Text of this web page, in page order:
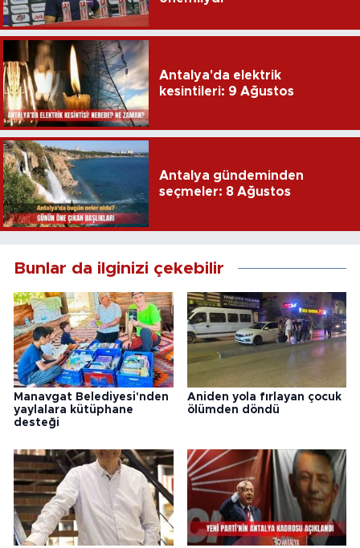
Antalya'da elektrik
kesintileri: 9 Ağustos
Antalya gündeminden
seçmeler: 8 Ağustos
Bunlar da ilginizi çekebilir
Manavgat Belediyesi'nden
yaylalara kütüphane
desteği
Aniden yola fırlayan çocuk
ölümden döndü